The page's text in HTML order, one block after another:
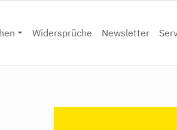
Widersprüche Newsletter